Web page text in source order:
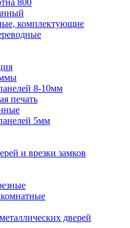
800
комплектующие
8-10мм
печать
5мм
и врезки замков
дверей